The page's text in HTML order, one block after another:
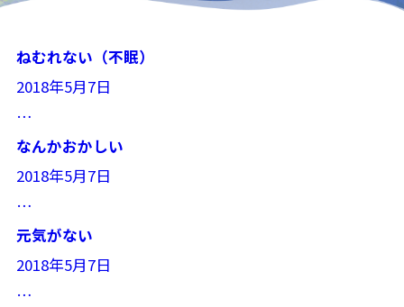
ねむれない（不眠）
2018年5月7日
…
なんかおかしい
2018年5月7日
…
元気がない
2018年5月7日
…